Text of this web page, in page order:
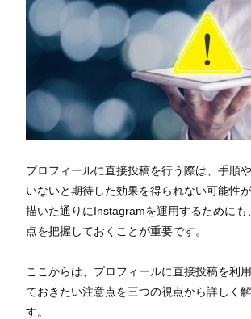
プロフィールに直接投稿を行う際は、手順
いないと期待した効果を得られない可能性
描いた通りにInstagramを運用するためにも
点を把握しておくことが重要です。
ここからは、プロフィールに直接投稿を利
ておきたい注意点を三つの視点から詳しく
す。